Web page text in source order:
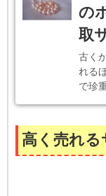
の
取
古く
れる
で珍
高く売れ